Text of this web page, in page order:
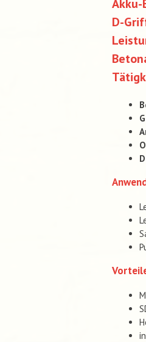
Akku-
D-